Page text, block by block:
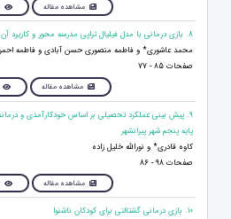
مشاهده مقاله
8. بازی درمانی با مدل فیلیال تراپی مدرسه محور و کاریرد آن برای کودکان کم شنوا
محمد عاشوری* و فاطمه منصوری حسن آبادی و فاطمه
صفحات 85 - 77
مشاهده مقاله
9. پیش بینی عملکرد تحصیلی بر اساس خودکارآمدی و
پایه پنجم شهر پیرانشهر
کاوه قادری* و نورالله خلیل زاده
صفحات 98 - 86
مشاهده مقاله
10. بازی‌‌ درمانی گشتالتی برای کودکان ناشنوا